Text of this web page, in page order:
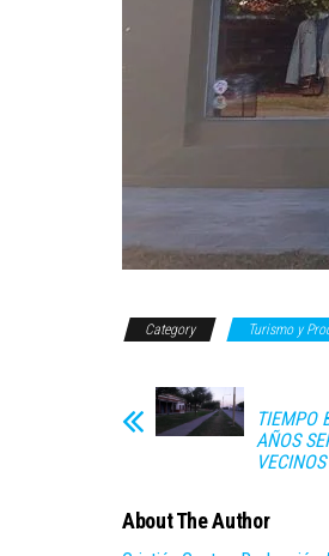
Category Turismo y
TIEMPO
AÑOS
VECINOS
About The Author